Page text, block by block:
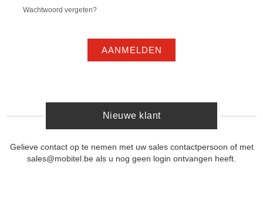
Wachtwoord vergeten?
AANMELDEN
Nieuwe klant
Gelieve contact op te nemen met uw sales contactpersoon of met
sales@mobitel.be als u nog geen login ontvangen heeft.